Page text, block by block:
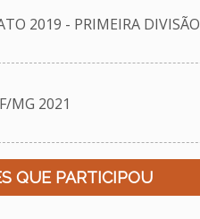
2019 - PRIMEIRA DIVISÃO
MG 2021
QUE PARTICIPOU